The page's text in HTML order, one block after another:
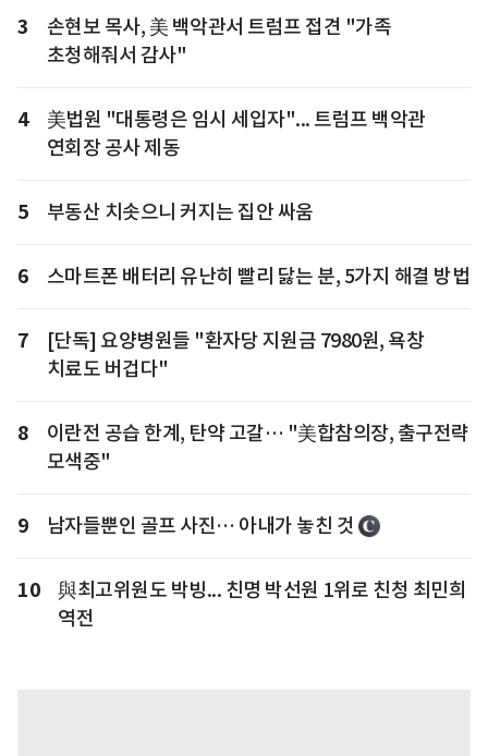
3
손현보 목사, 美 백악관서 트럼프 접견 "가족
초청해줘서 감사"
4
美법원 "대통령은 임시 세입자"... 트럼프 백악관
연회장 공사 제동
5 부동산 치솟으니 커지는 집안 싸움
6 스마트폰 배터리 유난히 빨리 닳는 분, 5가지 해결 방법
7
[단독] 요양병원들 "환자당 지원금 7980원, 욕창
치료도 버겁다"
8
이란전 공습 한계, 탄약 고갈… "美합참의장, 출구전략
모색중"
9 남자들뿐인 골프 사진… 아내가 놓친 것
10
與최고위원도 박빙... 친명 박선원 1위로 친청 최민희
역전